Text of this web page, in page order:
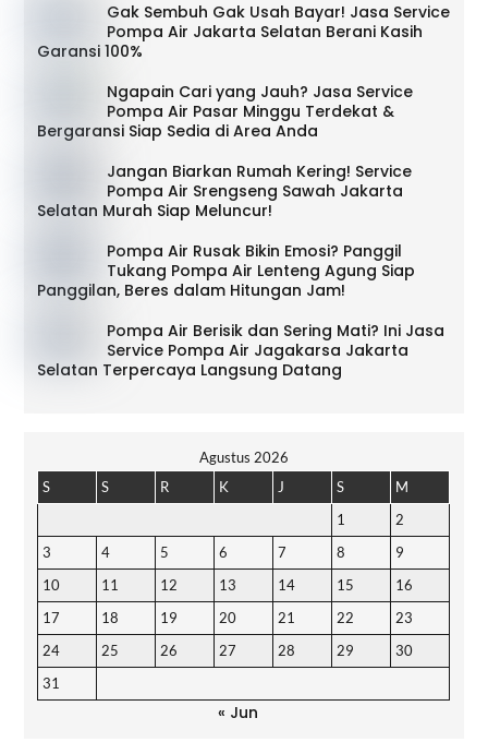
Gak Sembuh Gak Usah Bayar! Jasa Service
Pompa Air Jakarta Selatan Berani Kasih
Garansi 100%
Ngapain Cari yang Jauh? Jasa Service
Pompa Air Pasar Minggu Terdekat &
Bergaransi Siap Sedia di Area Anda
Jangan Biarkan Rumah Kering! Service
Pompa Air Srengseng Sawah Jakarta
Selatan Murah Siap Meluncur!
Pompa Air Rusak Bikin Emosi? Panggil
Tukang Pompa Air Lenteng Agung Siap
Panggilan, Beres dalam Hitungan Jam!
Pompa Air Berisik dan Sering Mati? Ini Jasa
Service Pompa Air Jagakarsa Jakarta
Selatan Terpercaya Langsung Datang
Agustus 2026
S
S R K J S
M
1
2
3
4 5 6 7 8
9
10
11 12 13 14 15
16
17
18 19 20 21 22
23
24
25 26 27 28 29
30
31
« Jun